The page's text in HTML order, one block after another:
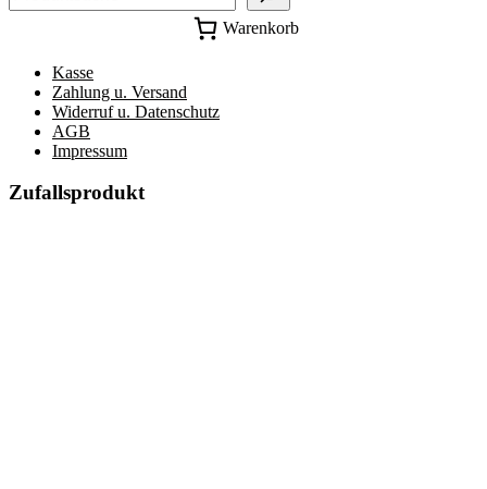
Warenkorb
Kasse
Zahlung u. Versand
Widerruf u. Datenschutz
AGB
Impressum
Zufallsprodukt